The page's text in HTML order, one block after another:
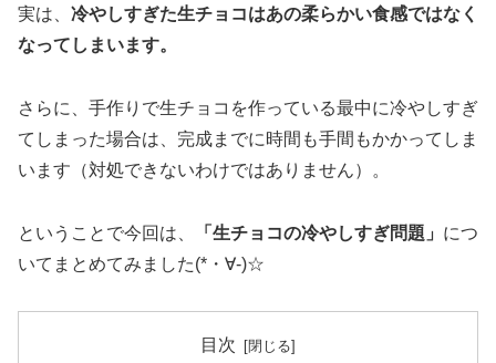
実は、 冷やしすぎた生チョコはあの柔らかい食感ではなく
なってしまいます。
さらに、手作りで生チョコを作っている最中に冷やしすぎ
てしまった場合は、完成までに時間も手間もかかってしま
います（対処できないわけではありません）。
ということで今回は、 「生チョコの冷やしすぎ問題」 につ
いてまとめてみました(*・∀-)☆
目次